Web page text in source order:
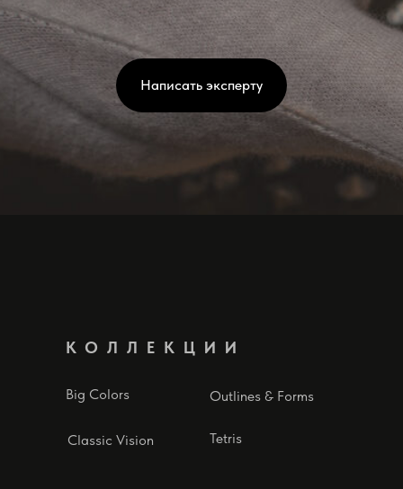
Написать эксперту
Outlines & Forms
Classic Vision
КОЛЛЕКЦИИ
Big Colors
Tetris